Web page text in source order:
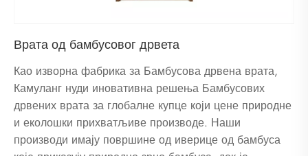
Врата од бамбусовог дрвета
Као изворна фабрика за Бамбусова дрвена врата,
Камуланг нуди иновативна решења Бамбусових
дрвених врата за глобалне купце који цене природне
и еколошки прихватљиве производе. Наши
производи имају површине од иверице од бамбуса